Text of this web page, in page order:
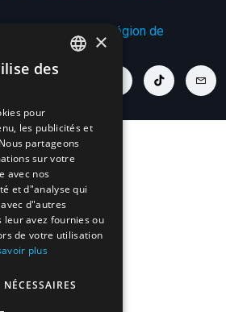
droits réservés
Région de
Thrace
linkedin linkinstagram link
tiktok link
FRENCH
BULGARIAN
GERMAN
ROMANIAN
TURKISH
×
des
pour
les publicités et
partageons
sur votre
avec nos
et d"analyse qui
d"autres
leur avez fournies ou
de votre utilisation
plus